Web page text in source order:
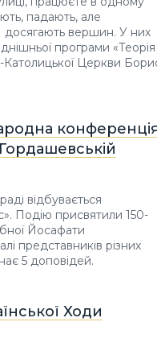
падають, але
досягають вершин. У них
програми «Теорія
Католицької Церкви
відбувається
Подію присвятили 150-
Йосафати
представників різних
5 доповідей.
Ходи